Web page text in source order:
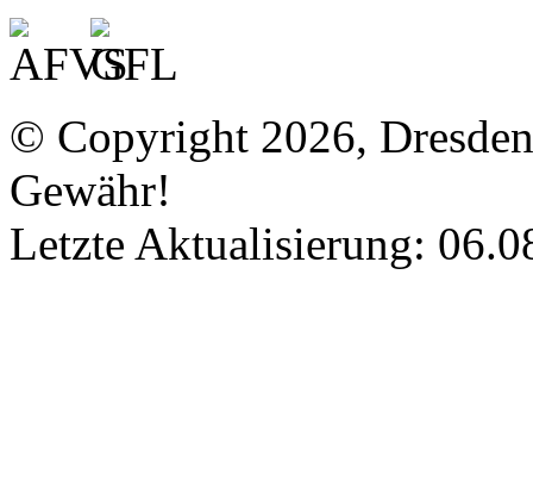
© Copyright 2026,
Gewähr!
Letzte Aktualisierung: